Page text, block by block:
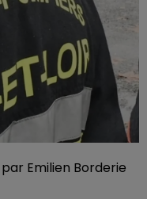
Emilien Borderie